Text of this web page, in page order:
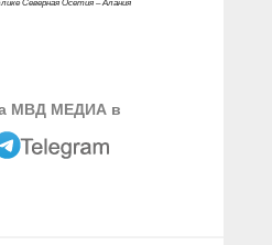
Северная Осетия – Алания
МВД МЕДИА в